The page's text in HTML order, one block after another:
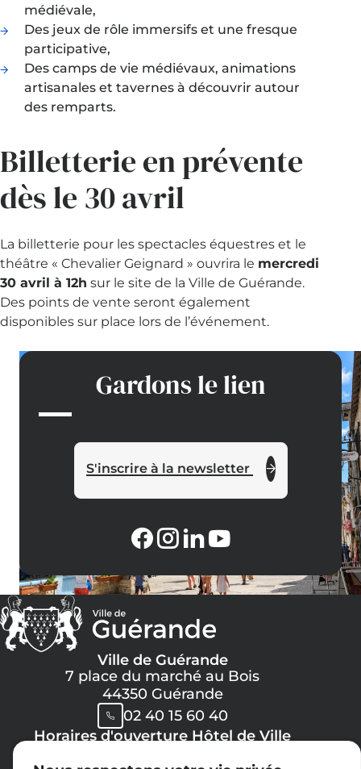
médiévale,
Des jeux de rôle immersifs et une fresque
participative,
Des camps de vie médiévaux, animations
artisanales et tavernes à découvrir autour
des remparts.
Billetterie en prévente
dès le 30 avril
La billetterie pour les spectacles équestres et le
théâtre « Chevalier Geignard » ouvrira le mercredi
30 avril à 12h sur le site de la Ville de Guérande.
Des points de vente seront également
disponibles sur place lors de l’événement.
Gardons le lien
S'inscrire à la newsletter
Ville de Guérande
7 place du marché au Bois
44350 Guérande
02 40 15 60 40
Horaires d'ouverture Hôtel de Ville